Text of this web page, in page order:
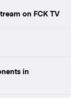
on FCK TV
in